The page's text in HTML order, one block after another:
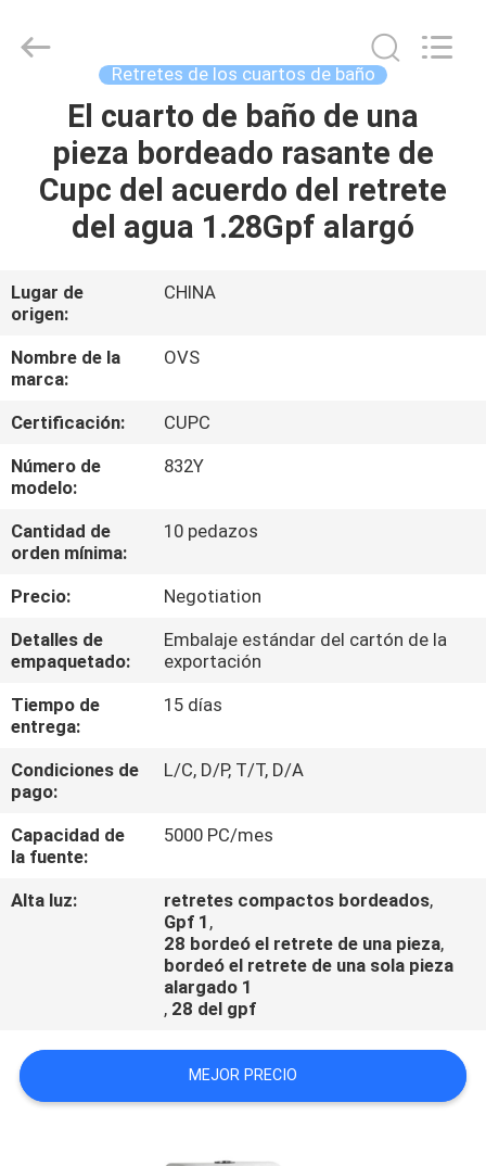
HOGAR
PRODUCTOS
NOSOTROS
VIAJE
DE
LA
FÁBRICA
CONTROL
CALIDAD
ÉNTRENOS
EN
CONTACTO
CON
NOTICIAS
baño
bathroomstoilet.com.
Reserved.
Retretes de los cuartos de baño
El cuarto de baño de una
pieza bordeado rasante de
Cupc del acuerdo del retrete
del agua 1.28Gpf alargó
Lugar de
origen:
CHINA
Nombre de la
marca:
OVS
Certificación:
CUPC
Número de
modelo:
832Y
Cantidad de
orden mínima:
10 pedazos
Precio:
Negotiation
Detalles de
empaquetado:
Embalaje estándar del cartón de la
exportación
Tiempo de
entrega:
15 días
Condiciones de
pago:
L/C, D/P, T/T, D/A
Capacidad de
la fuente:
5000 PC/mes
Alta luz: retretes compactos bordeados,
Gpf 1 ,
28 bordeó el retrete de una pieza,
bordeó el retrete de una sola pieza
alargado 1
, 28 del gpf
MEJOR PRECIO